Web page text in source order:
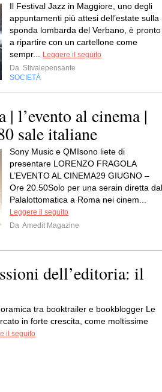
Il Festival Jazz in Maggiore, uno degli
appuntamenti più attesi dell’estate sulla
sponda lombarda del Verbano, è pronto
a ripartire con un cartellone come
sempr...
Leggere il seguito
Da Stivalepensante
SOCIETÀ
| l’evento al cinema |
sale italiane
Sony Music e QMIsono liete di
presentare LORENZO FRAGOLA
L’EVENTO AL CINEMA29 GIUGNO –
Ore 20.50Solo per una serain diretta dal
Palalottomatica a Roma nei cinem...
Leggere il seguito
Da Amedit Magazine
dell’editoria: il
tra booktrailer e bookblogger Le
in forte crescita, come moltissime
il seguito